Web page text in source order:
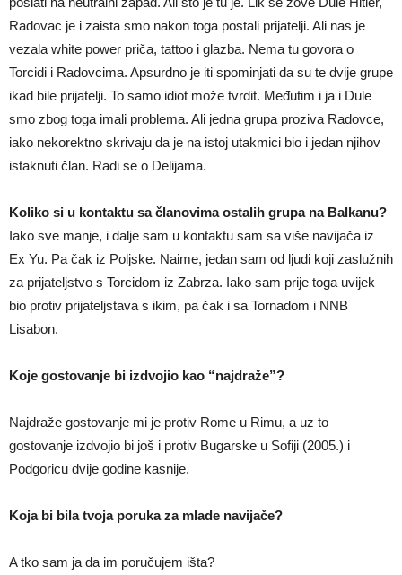
Radovac je i zaista smo nakon toga postali prijatelji. Ali nas je
vezala white power priča, tattoo i glazba. Nema tu govora o
Torcidi i Radovcima. Apsurdno je iti spominjati da su te dvije grupe
ikad bile prijatelji. To samo idiot može tvrdit. Međutim i ja i Dule
smo zbog toga imali problema. Ali jedna grupa proziva Radovce,
iako nekorektno skrivaju da je na istoj utakmici bio i jedan njihov
istaknuti član. Radi se o Delijama.
Koliko si u kontaktu sa članovima ostalih grupa na Balkanu?
Iako sve manje, i dalje sam u kontaktu sam sa više navijača iz
Ex Yu. Pa čak iz Poljske. Naime, jedan sam od ljudi koji zaslužnih
za prijateljstvo s Torcidom iz Zabrza. Iako sam prije toga uvijek
bio protiv prijateljstava s ikim, pa čak i sa Tornadom i NNB
Lisabon.
Koje gostovanje bi izdvojio kao “najdraže”?
Najdraže gostovanje mi je protiv Rome u Rimu, a uz to
gostovanje izdvojio bi još i protiv Bugarske u Sofiji (2005.) i
Podgoricu dvije godine kasnije.
Koja bi bila tvoja poruka za mlade navijače?
A tko sam ja da im poručujem išta?